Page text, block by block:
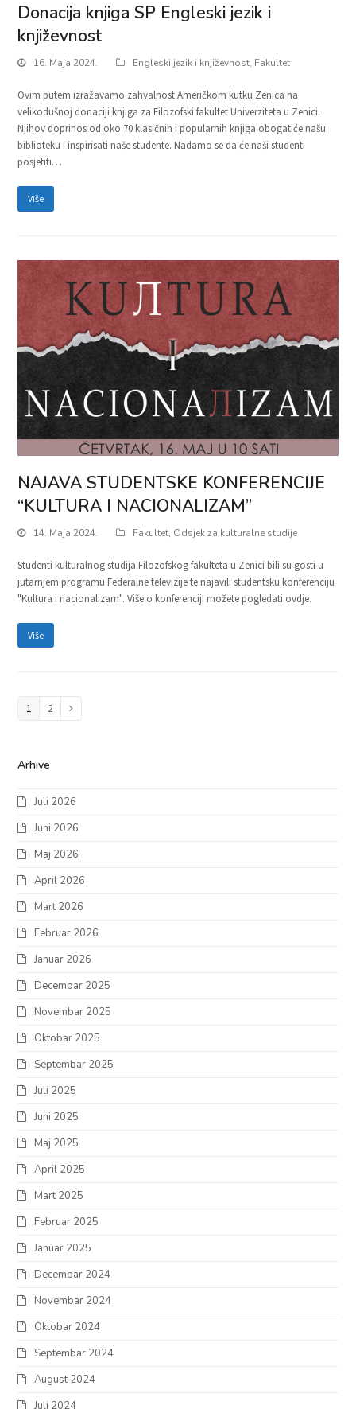
Donacija knjiga SP Engleski jezik i
književnost
16. Maja 2024. Engleski jezik i književnost, Fakultet
Ovim putem izražavamo zahvalnost Američkom kutku Zenica na
velikodušnoj donaciji knjiga za Filozofski fakultet Univerziteta u Zenici.
Njihov doprinos od oko 70 klasičnih i popularnih knjiga obogatiće našu
biblioteku i inspirisati naše studente. Nadamo se da će naši studenti
posjetiti…
Više
NAJAVA STUDENTSKE KONFERENCIJE
“KULTURA I NACIONALIZAM”
14. Maja 2024. Fakultet, Odsjek za kulturalne studije
Studenti kulturalnog studija Filozofskog fakulteta u Zenici bili su gosti u
jutarnjem programu Federalne televizije te najavili studentsku konferenciju
"Kultura i nacionalizam". Više o konferenciji možete pogledati ovdje.
Više
Page
1 Page
2
Arhive
Juli 2026
Juni 2026
Maj 2026
April 2026
Mart 2026
Februar 2026
Januar 2026
Decembar 2025
Novembar 2025
Oktobar 2025
Septembar 2025
Juli 2025
Juni 2025
Maj 2025
April 2025
Mart 2025
Februar 2025
Januar 2025
Decembar 2024
Novembar 2024
Oktobar 2024
Septembar 2024
August 2024